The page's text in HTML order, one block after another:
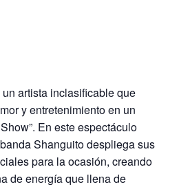
un artista inclasificable que
y entretenimiento en un
En este espectáculo
Shanguito despliega sus
para la ocasión, creando
de energía que llena de